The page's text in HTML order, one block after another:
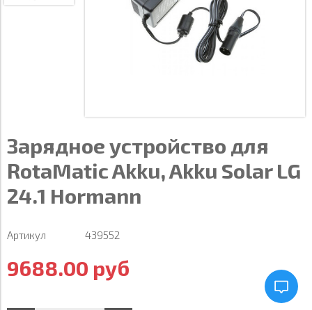
Зарядное устройство для
RotaMatic Akku, Akku Solar LG
24.1 Hormann
Артикул 439552
9688.00 руб